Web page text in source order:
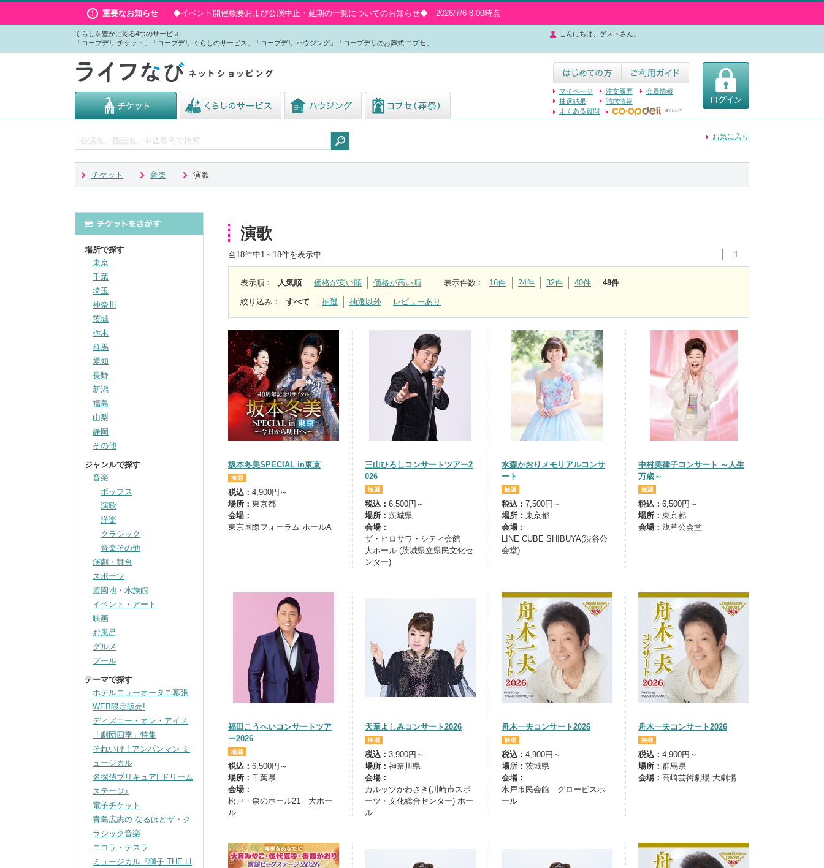
重要なお知らせ ◆イベント開催概要および公演中止・延期の一覧についてのお知らせ◆ 2026/7/6 8:00時点
くらしを豊かに彩る4つのサービス
「コープデリ チケット」「コープデリ くらしのサービス」「コープデリ ハウジング」「コープデリのお葬式 コプセ」
こんにちは、ゲストさん。
マイページ 注文履歴
会員情報
抽選結果
請求情報
よくある質問
お気に入り
チケット 音楽 演歌
演歌
全18件中1～18件を表示中 1
表示順 ： 人気順 価格が安い順 価格が高い順 表示件数 ： 16件 24件 32件 40件 48件
絞り込み ： すべて 抽選 抽選以外 レビューあり
坂本冬美SPECIAL in東京
税込： 4,900円～
場所： 東京都
会場：
東京国際フォーラム ホールA
三山ひろしコンサートツアー2
026
税込： 6,500円～
場所： 茨城県
会場：
ザ・ヒロサワ・シティ会館
大ホール (茨城県立県民文化セ
ンター)
水森かおりメモリアルコンサ
ート
税込： 7,500円～
場所： 東京都
会場：
LINE CUBE SHIBUYA(渋谷公
会堂)
中村美律子コンサート ～人生
万歳～
税込： 6,500円～
場所： 東京都
会場： 浅草公会堂
福田こうへいコンサートツア
ー2026
税込： 6,500円～
場所： 千葉県
会場：
松戸・森のホール21 大ホー
ル
天童よしみコンサート2026
税込： 3,900円～
場所： 神奈川県
会場：
カルッツかわさき(川崎市スポ
ーツ・文化総合センター) ホー
ル
舟木一夫コンサート2026
税込： 4,900円～
場所： 茨城県
会場：
水戸市民会館 グロービスホ
ール
舟木一夫コンサート2026
税込： 4,900円～
場所： 群馬県
会場： 高崎芸術劇場 大劇場
場所で探す
東京
千葉
埼玉
神奈川
茨城
栃木
群馬
愛知
長野
新潟
福島
山梨
静岡
その他
ジャンルで探す
音楽
ポップス
演歌
洋楽
クラシック
音楽その他
演劇・舞台
スポーツ
遊園地・水族館
イベント・アート
映画
お風呂
グルメ
プール
テーマで探す
ホテルニューオータニ幕張
WEB限定販売!
ディズニー・オン・アイス
「劇団四季」特集
それいけ ! アンパンマン ミ
ュージカル
名探偵プリキュア! ドリーム
ステージ♪
電子チケット
青島広志の なるほどザ・ク
ラシック音楽
ニコラ・テスラ
ミュージカル『獅子 THE LI